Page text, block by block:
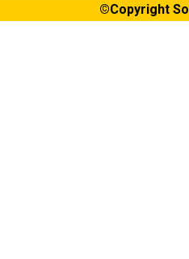
©Copyright